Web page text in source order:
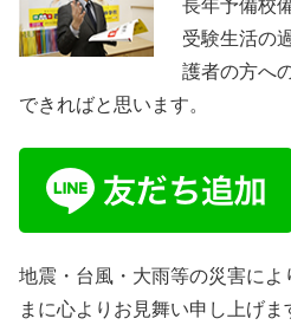
長年予備校
受験生活の
護者の方へ
できればと思います。
地震・台風・大雨等の災害によ
まに心よりお見舞い申し上げ